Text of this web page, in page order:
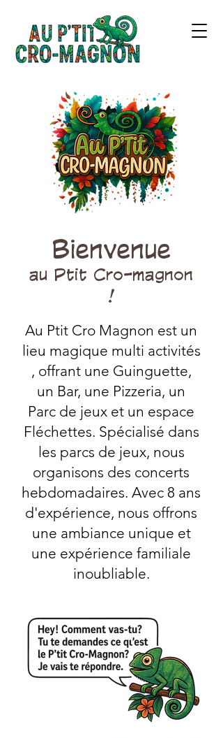
Bienvenue
au Ptit Cro-magnon
!
Au Ptit Cro Magnon est un
lieu magique multi activités
, offrant une Guinguette,
un Bar, une Pizzeria, un
Parc de jeux et un espace
Fléchettes. Spécialisé dans
les parcs de jeux, nous
organisons des concerts
hebdomadaires. Avec 8 ans
d'expérience, nous offrons
une ambiance unique et
une expérience familiale
inoubliable.